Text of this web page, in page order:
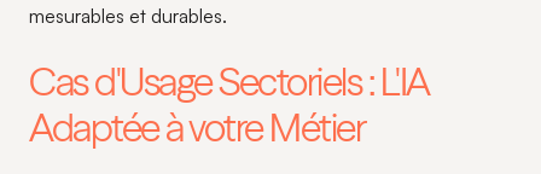
mesurables et durables.
Cas d'Usage Sectoriels : L'IA
Adaptée à votre Métier